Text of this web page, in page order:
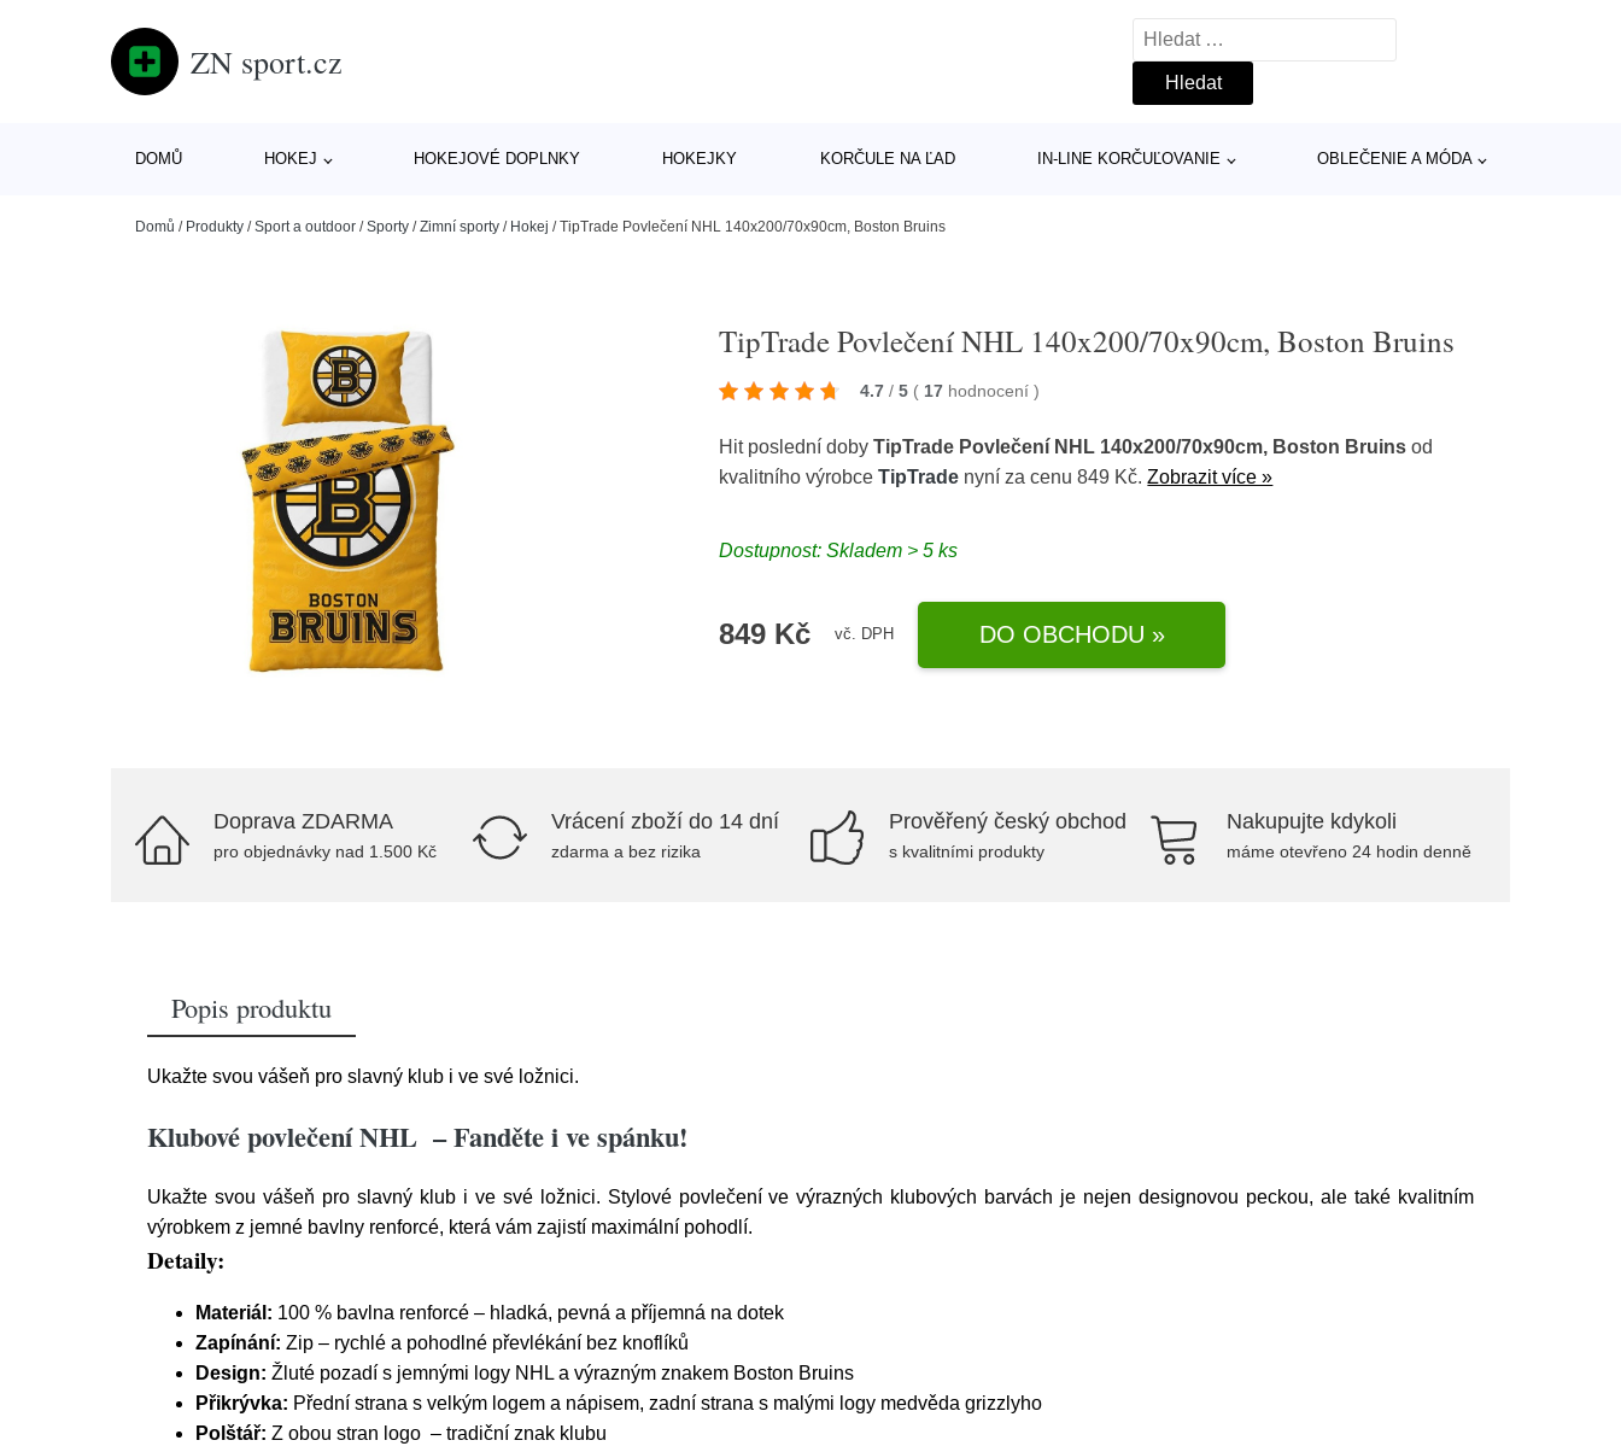
ZN sport.cz
Vyhledávání
DOMŮ HOKEJ HOKEJOVÉ DOPLNKY HOKEJKY KORČULE NA ĽAD IN-LINE KORČUĽOVANIE OBLEČENIE A MÓDA
Domů / Produkty /Sport a outdoor /Sporty /Zimní sporty / Hokej /TipTrade Povlečení NHL 140x200/70x90cm, Boston Bruins
TipTrade Povlečení NHL 140x200/70x90cm, Boston Bruins
4.7 / 5 ( 17 hodnocení)
Hit poslední dobyTipTrade Povlečení NHL 140x200/70x90cm, Boston Bruins od
kvalitního výrobceTipTrade nyní za cenu 849 Kč.Zobrazit více »
Dostupnost: Skladem > 5 ks
849 Kč vč. DPH DO OBCHODU »
Doprava ZDARMA
pro objednávky nad 1.500 Kč
Vrácení zboží do 14 dní
zdarma a bez rizika
Prověřený český obchod
s kvalitními produkty
Nakupujte kdykoli
máme otevřeno 24 hodin denně
Popis produktu
Ukažte svou vášeň pro slavný klub i ve své ložnici.
Klubové povlečení NHL – Fanděte i ve spánku!
Ukažte svou vášeň pro slavný klub i ve své ložnici. Stylové povlečení ve výrazných klubových barvách je nejen designovou peckou, ale také kvalitním
výrobkem z jemné bavlny renforcé, která vám zajistí maximální pohodlí.
Detaily:
Materiál: 100 % bavlna renforcé – hladká, pevná a příjemná na dotek
Zapínání: Zip – rychlé a pohodlné převlékání bez knoflíků
Design: Žluté pozadí s jemnými logy NHL a výrazným znakem Boston Bruins
Přikrývka: Přední strana s velkým logem a nápisem, zadní strana s malými logy medvěda grizzlyho
Polštář: Z obou stran logo – tradiční znak klubu